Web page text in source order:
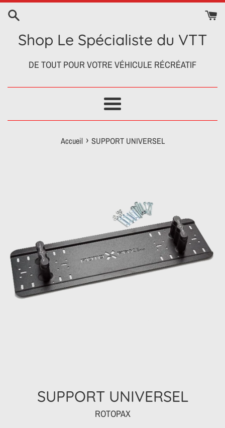
Passer
contenuShop Le Spécialiste du VTT
DE TOUT POUR VOTRE VÉHICULE RÉCRÉATIF
Menu
Accueil › SUPPORT UNIVERSEL
SUPPORT UNIVERSEL
ROTOPAX